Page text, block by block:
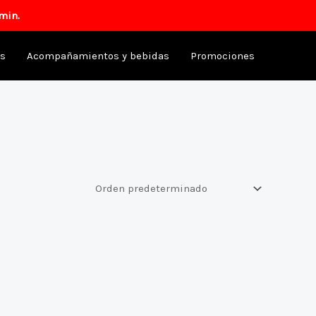
Acompañamientos y bebidas Promociones